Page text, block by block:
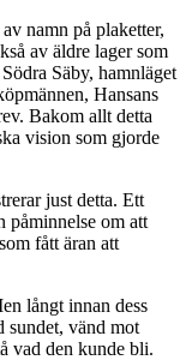
namn på plaketter,
av äldre lager som
Säby, hamnläget
Hansans
Bakom allt detta
vision som gjorde
just detta. Ett
påminnelse om att
fått äran att
långt innan dess
sundet, vänd mot
vad den kunde bli.